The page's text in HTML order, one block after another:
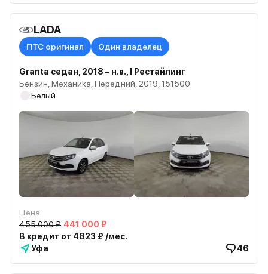
LADA
ПТС оригинал Один владелец
Granta седан, 2018 – н.в., I Рестайлинг
Бензин, Механика, Передний, 2019, 151500
Белый
Цена
455 000 ₽ 441 000 ₽
В кредит от 4823 ₽ /мес.
Уфа
46